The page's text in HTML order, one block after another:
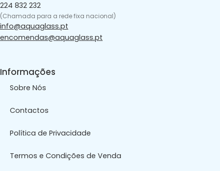
224 832 232
(Chamada para a rede fixa nacional)
info@aquaglass.pt
encomendas@aquaglass.pt
Informações
Sobre Nós
Contactos
Política de Privacidade
Termos e Condições de Venda